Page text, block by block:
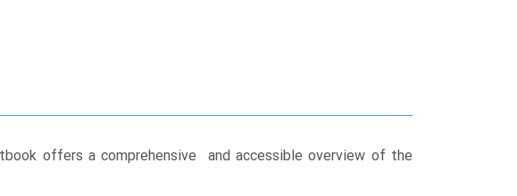
offers a comprehensive and accessible overview of the